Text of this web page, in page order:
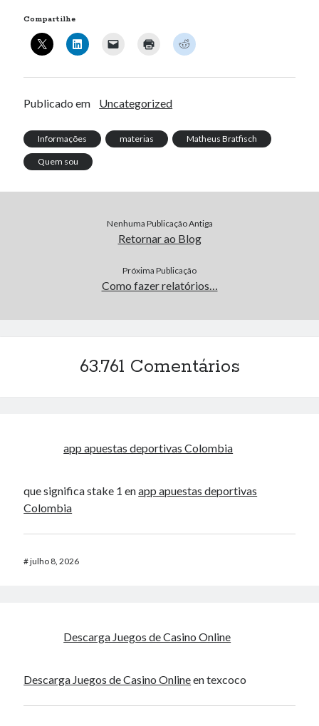
Compartilhe
Publicado em Uncategorized
Informações materias Matheus Bratfisch
Quem sou
Nenhuma Publicação Antiga
Retornar ao Blog
Próxima Publicação
Como fazer relatórios…
63.761 Comentários
app apuestas deportivas Colombia
que significa stake 1 enapp apuestas deportivas
Colombia
#julho 8, 2026
Descarga Juegos de Casino Online
Descarga Juegos de Casino Onlineen texcoco